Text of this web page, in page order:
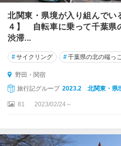
北関東・県境が入り組んでい
４】 自転車に乗って千葉
渋滞...
#サイクリング #千葉県の北の端っこ
野田・関宿
旅行記グループ 2023.2 北関東・県
81 2023/02/24～